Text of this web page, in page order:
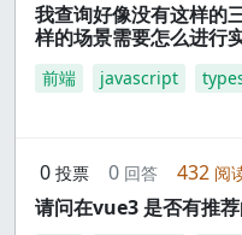
我查询好像没有这样
样的场景需要怎么进行
前端 javascript
0 投票 0 回答 432 阅
请问在vue3 是否有推